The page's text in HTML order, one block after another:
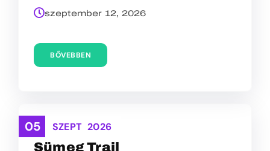
szeptember 12, 2026
BŐVEBBEN
05 SZEPT 2026
TEREPFUTÁS